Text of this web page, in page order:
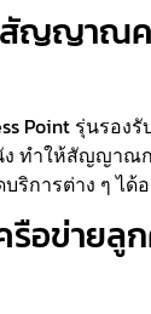
ยสัญญาณ
Point รุ่นรอง
ง ทำให้สัญญาณ
ริการต่าง ๆ ได้
รือข่ายลู